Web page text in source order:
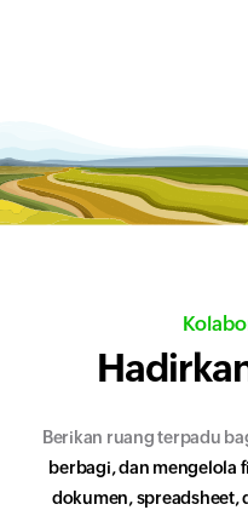
Berikan ruang terpadu
berbagi, dan mengelola
dokumen, spreadsheet,